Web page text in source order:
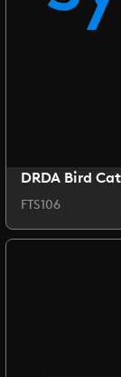
DRDA Bird
FTS106